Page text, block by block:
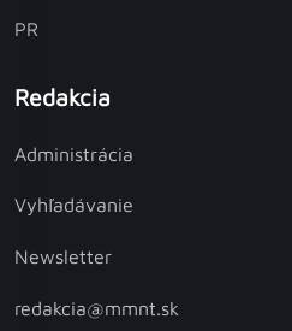
PR
Redakcia
Administrácia
Vyhľadávanie
Newsletter
redakcia@mmnt.sk